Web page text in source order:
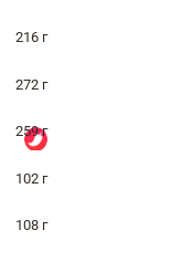
216 г
272 г
259 г
102 г
108 г